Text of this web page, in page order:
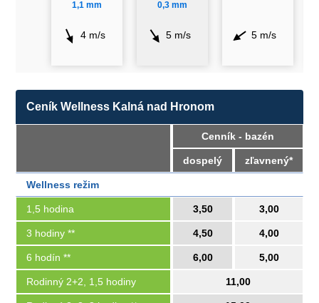
1,1 mm
4 m/s
0,3 mm
5 m/s 5 m/s
Ceník Wellness Kalná nad Hronom
Cenník - bazén
dospelý zľavnený*
Wellness režim
1,5 hodina 3,50 3,00
3 hodiny ** 4,50 4,00
6 hodín ** 6,00 5,00
Rodinný 2+2, 1,5 hodiny 11,00